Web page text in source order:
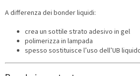
A differenza dei bonder liquidi:
crea un sottile strato adesivo in gel
polimerizza in lampada
spesso sostituisce l’uso dell’UB